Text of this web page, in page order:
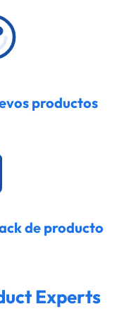
productos
de producto
Experts